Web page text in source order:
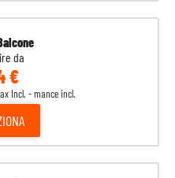
da
€
Incl. - mance incl.